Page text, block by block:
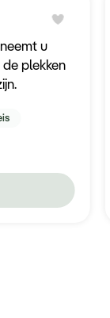
u
plekken